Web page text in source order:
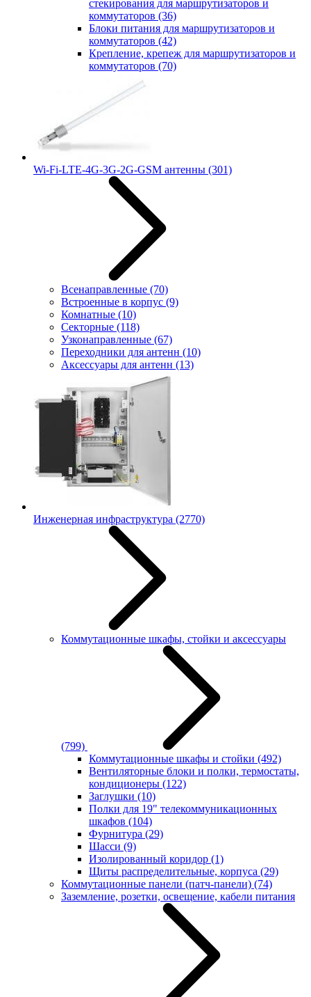
стекирования для маршрутизаторов и
коммутаторов (36)
Блоки питания для маршрутизаторов и
коммутаторов (42)
Крепление, крепеж для маршрутизаторов и
коммутаторов (70)
Wi-Fi-LTE-4G-3G-2G-GSM антенны (301)
Всенаправленные (70)
Встроенные в корпус (9)
Комнатные (10)
Секторные (118)
Узконаправленные (67)
Переходники для антенн (10)
Аксессуары для антенн (13)
Инженерная инфраструктура (2770)
Коммутационные шкафы, стойки и аксессуары
(799)
Коммутационные шкафы и стойки (492)
Вентиляторные блоки и полки, термостаты,
кондиционеры (122)
Заглушки (10)
Полки для 19" телекоммуникационных
шкафов (104)
Фурнитура (29)
Шасси (9)
Изолированный коридор (1)
Щиты распределительные, корпуса (29)
Коммутационные панели (патч-панели) (74)
Заземление, розетки, освещение, кабели питания